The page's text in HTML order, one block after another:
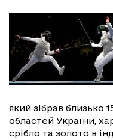
який зібрав близько
областей України,
срібло та золото в